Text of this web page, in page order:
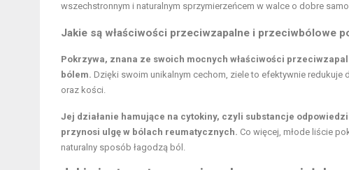
wszechstronnym i naturalnym sprzymierzeńcem w walce o dobre
Jakie są właściwości przeciwzapalne i przeciwbólowe
Pokrzywa, znana ze swoich mocnych właściwości
bólem. Dzięki swoim unikalnym cechom, ziele to efektywnie
oraz kości.
Jej działanie hamujące na cytokiny, czyli substancje
przynosi ulgę w bólach reumatycznych. Co więcej, młode liście
naturalny sposób łagodzą ból.